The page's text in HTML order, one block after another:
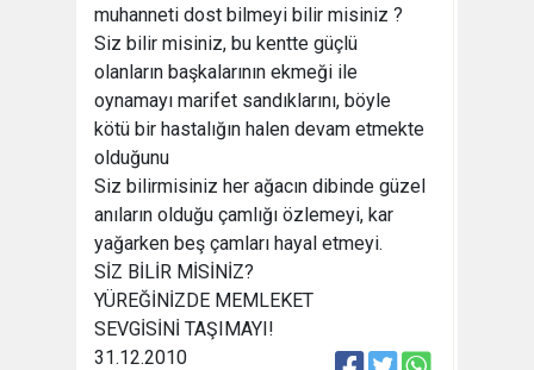
muhanneti dost bilmeyi bilir misiniz ?
Siz bilir misiniz, bu kentte güçlü
olanların başkalarının ekmeği ile
oynamayı marifet sandıklarını, böyle
kötü bir hastalığın halen devam etmekte
olduğunu
Siz bilirmisiniz her ağacın dibinde güzel
anıların olduğu çamlığı özlemeyi, kar
yağarken beş çamları hayal etmeyi.
SİZ BİLİR MİSİNİZ?
YÜREĞİNİZDE MEMLEKET
SEVGİSİNİ TAŞIMAYI!
31.12.2010